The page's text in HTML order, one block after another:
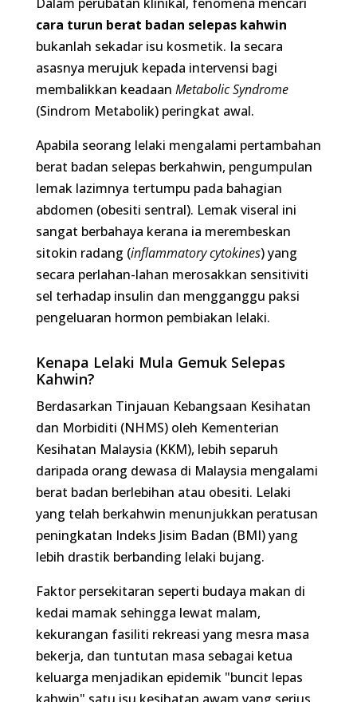
sekadar isu kosmetik. Ia secara asasnya merujuk
kepada intervensi bagi membalikkan keadaan
Metabolic Syndrome(Sindrom Metabolik) peringkat
awal.
Apabila seorang lelaki mengalami pertambahan
lemak lazimnya tertumpu pada bahagian
abdomen (obesiti sentral). Lemak viseral ini sangat
berbahaya kerana ia merembeskan sitokin radang
inflammatory cytokines) yang secara perlahan-
lahan merosakkan sensitiviti sel terhadap insulin
dan mengganggu paksi pengeluaran hormon
pembiakan lelaki.
Kenapa Lelaki Mula Gemuk Selepas Kahwin?
Berdasarkan Tinjauan Kebangsaan Kesihatan dan
Morbiditi (NHMS) oleh Kementerian Kesihatan
Malaysia (KKM), lebih separuh daripada orang
dewasa di Malaysia mengalami berat badan
berlebihan atau obesiti. Lelaki yang telah
berkahwin menunjukkan peratusan peningkatan
Indeks Jisim Badan (BMI) yang lebih drastik
berbanding lelaki bujang.
Faktor persekitaran seperti budaya makan di
kedai mamak sehingga lewat malam, kekurangan
fasiliti rekreasi yang mesra masa bekerja, dan
tuntutan masa sebagai ketua keluarga
menjadikan epidemik "buncit lepas kahwin" satu
isu kesihatan awam yang serius.
Apa Logik Suami Semakin Buncit?